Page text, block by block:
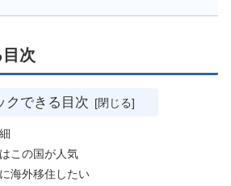
次
クできる目次
この国が人気
海外移住したい